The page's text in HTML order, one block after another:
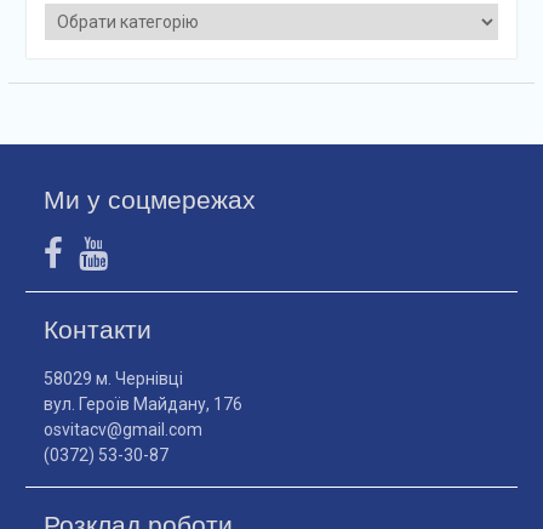
Категорії
Ми у соцмережах
Контакти
58029 м. Чернівці
вул. Героїв Майдану, 176
osvitacv@gmail.com
(0372) 53-30-87